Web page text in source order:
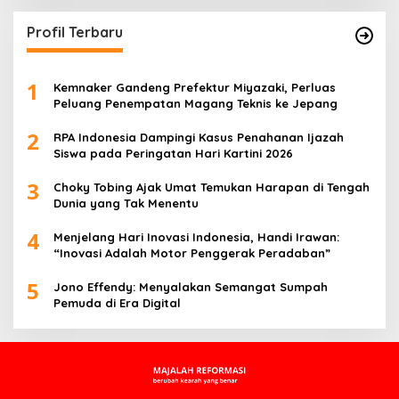
Profil Terbaru
1
Kemnaker Gandeng Prefektur Miyazaki, Perluas
Peluang Penempatan Magang Teknis ke Jepang
2
RPA Indonesia Dampingi Kasus Penahanan Ijazah
Siswa pada Peringatan Hari Kartini 2026
3
Choky Tobing Ajak Umat Temukan Harapan di Tengah
Dunia yang Tak Menentu
4
Menjelang Hari Inovasi Indonesia, Handi Irawan:
“Inovasi Adalah Motor Penggerak Peradaban”
5
Jono Effendy: Menyalakan Semangat Sumpah
Pemuda di Era Digital